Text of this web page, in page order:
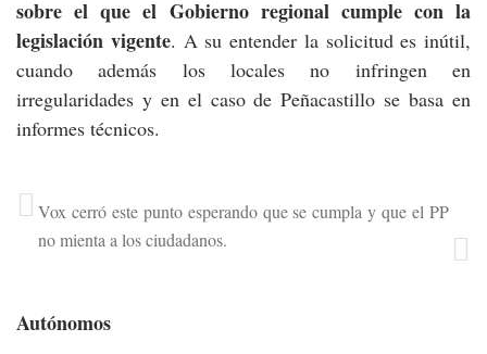
sobre el que el Gobierno regional cumple con la
legislación vigente. A su entender la solicitud es inútil,
cuando además los locales no infringen en
irregularidades y en el caso de Peñacastillo se basa en
informes técnicos.
Vox cerró este punto esperando que se cumpla y que el PP
no mienta a los ciudadanos.
Autónomos